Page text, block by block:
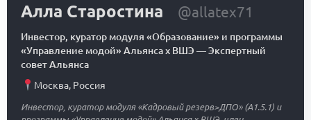
Алла Старостина @allatex71
Инвестор, куратор модуля «Образование» и программы
«Управление модой» Альянса х ВШЭ —Экспертный
совет Альянса
Москва, Россия
Инвестор, куратор модуля «Кадровый резерв>ДПО» (A1.5.1) и